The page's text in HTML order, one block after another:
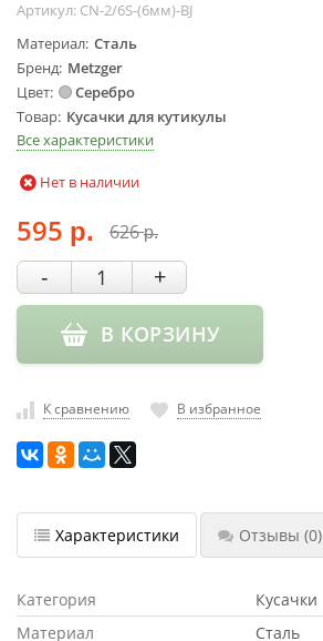
Аппараты для
маникюра и
педикюра
Инструменты
Лампа-лупа
Стерилизаторы
УЗ-ванны
Фрезы и
Хранение
инструмента
РАСПРОДАЖА
Артикул: CN-2/6S-(6мм)-BJ
Материал Сталь
Бренд Metzger
Цвет
Серебро
Товар Кусачки для кутикулы
Все характеристики
Нет в наличии
595 р. 626р.
- +
В КОРЗИНУ
К сравнению В избранное
Характеристики Отзывы (0)
Категория
Кусачки
Материал
Сталь